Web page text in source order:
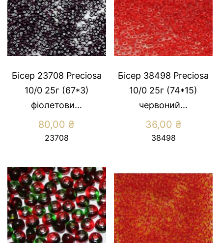
Бісер 23708 Preсiosa
10/0 25г (67*3)
фiолетови...
80,00 ₴
23708
Бісер 38498 Preсiosa
10/0 25г (74*15)
червоний...
36,00 ₴
38498